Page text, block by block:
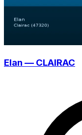
Elan — CLAIRAC